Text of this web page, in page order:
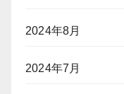
2024年8月
2024年7月